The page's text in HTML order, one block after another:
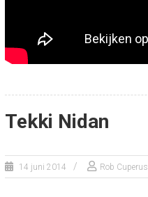
Tekki Nidan
14 juni 2014 Rob Cuperus